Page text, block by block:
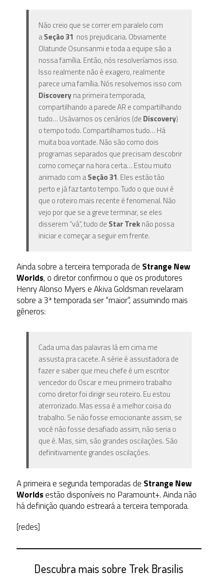
Não creio que se correr em paralelo com
aSeção 31 nos prejudicaria. Obviamente
Olatunde Osunsanmi e toda a equipe são a
nossa família. Então, nós resolveríamos isso.
Isso realmente não é exagero, realmente
parece uma família. Nós resolvemos isso com
Discoveryna primeira temporada,
compartilhando a parede AR e compartilhando
tudo… Usávamos os cenários (de Discovery)
o tempo todo. Compartilhamos tudo… Há
muita boa vontade. Não são como dois
programas separados que precisam descobrir
como começar na hora certa… Estou muito
animado com aSeção 31. Eles estão tão
perto e já faz tanto tempo. Tudo o que ouvi é
que o roteiro mais recente é fenomenal. Não
vejo por que se a greve terminar, se eles
disserem “vá”, tudo de Star Treknão possa
iniciar e começar a seguir em frente.
Ainda sobre a terceira temporada de Strange New
Worlds, o diretor confirmou o que os produtores
Henry Alonso Myers e Akiva Goldsman revelaram
sobre a 3ª temporada ser “maior”, assumindo mais
gêneros:
Cada uma das palavras lá em cima me
assusta pra cacete. A série é assustadora de
fazer e saber que meu chefe é um escritor
vencedor do Oscar e meu primeiro trabalho
como diretor foi dirigir seu roteiro. Eu estou
aterrorizado. Mas essa é a melhor coisa do
trabalho. Se não fosse emocionante assim, se
você não fosse desafiado assim, não seria o
que é. Mas, sim, são grandes oscilações. São
definitivamente grandes oscilações.
A primeira e segunda temporadas de Strange New
Worldsestão disponíveis no Paramount+. Ainda não
há definição quando estreará a terceira temporada.
[redes]
Descubra mais sobre Trek Brasilis